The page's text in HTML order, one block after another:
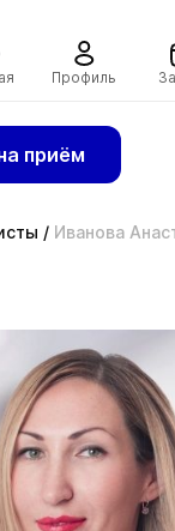
Профиль
приём
/ Иванова